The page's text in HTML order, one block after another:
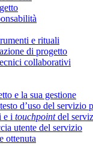
e rituali
di progetto
collaborativi
e la sua gestione
d’uso del servizio
e i touchpointdel
utente del servizio
ottenuta